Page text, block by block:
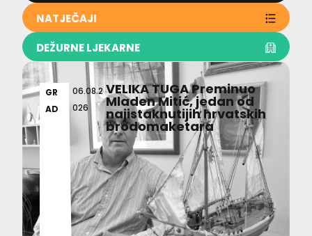
NATJEČAJI
DEŽURNE LJEKARNE
GR
AD
06.08.2
026
VELIKA TUGA Preminuo
Mladen Mitić, jedan od
najistaknutijih hrvatskih
brodomaketara